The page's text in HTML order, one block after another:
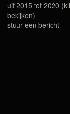
uit 2015 tot 2020
bekijken)
stuur een bericht